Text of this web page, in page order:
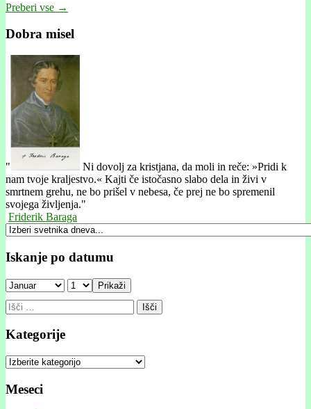
Preberi vse →
Dobra misel
"
Ni dovolj za kristjana, da moli in reče: »Pridi k
nam tvoje kraljestvo.« Kajti če istočasno slabo dela in živi v
smrtnem grehu, ne bo prišel v nebesa, če prej ne bo spremenil
svojega življenja."
Friderik Baraga
Iskanje po datumu
Prikaži
Išči:
Kategorije
Kategorije
Meseci